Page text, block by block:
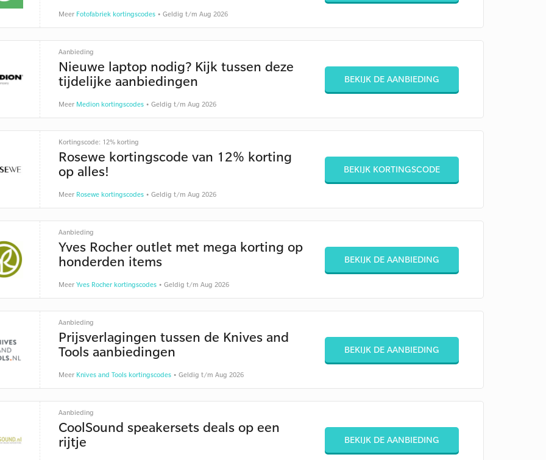
Meer Fotofabriek kortingscodes• Geldig t/m Aug 2026
Aanbieding
Nieuwe laptop nodig? Kijk tussen deze
tijdelijke aanbiedingen
Meer Medion kortingscodes• Geldig t/m Aug 2026
BEKIJK DE AANBIEDING
Kortingscode: 12% korting
Rosewe kortingscode van 12% korting
op alles!
Meer Rosewe kortingscodes• Geldig t/m Aug 2026
BEKIJK KORTINGSCODE
Aanbieding
Yves Rocher outlet met mega korting op
honderden items
Meer Yves Rocher kortingscodes• Geldig t/m Aug 2026
BEKIJK DE AANBIEDING
Aanbieding
Prijsverlagingen tussen de Knives and
Tools aanbiedingen
Meer Knives and Tools kortingscodes• Geldig t/m Aug 2026
BEKIJK DE AANBIEDING
Aanbieding
CoolSound speakersets deals op een
rijtje
BEKIJK DE AANBIEDING